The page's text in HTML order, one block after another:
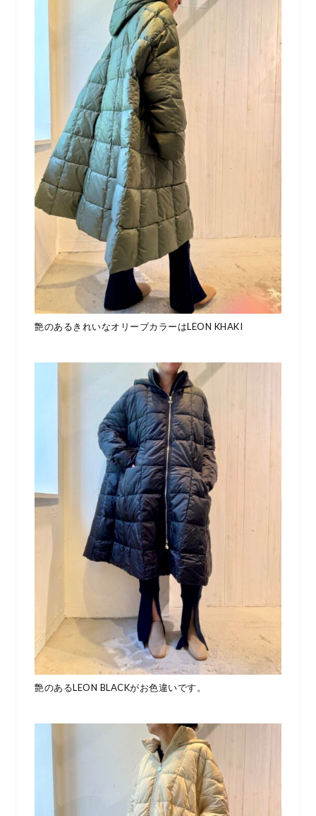
艶のあるきれいなオリーブカラーはLEON KHAKI
艶のあるLEON BLACKがお色違いです。